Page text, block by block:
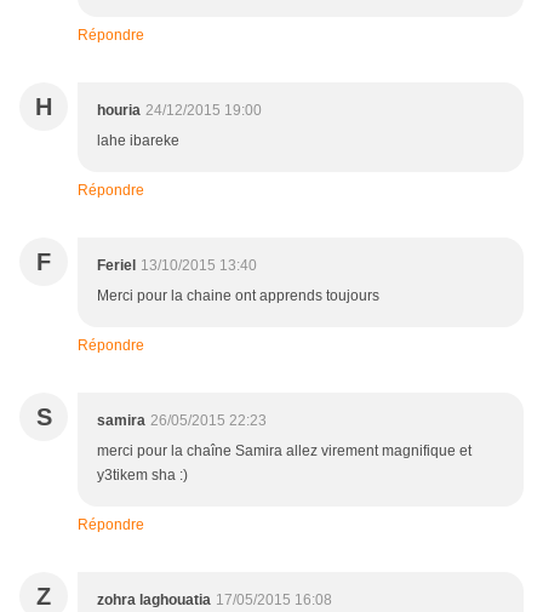
Répondre
H houria 24/12/2015 19:00
lahe ibareke
Répondre
F Feriel 13/10/2015 13:40
Merci pour la chaine ont apprends toujours
Répondre
S samira 26/05/2015 22:23
merci pour la chaîne Samira allez virement magnifique et
y3tikem sha :)
Répondre
Z zohra laghouatia 17/05/2015 16:08